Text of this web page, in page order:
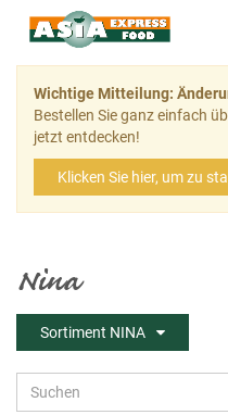
Wichtige Mitteilung:
Bestellen Sie ganz einfach
jetzt entdecken!
Klicken Sie hier, um zu
Nina
Sortiment NINA